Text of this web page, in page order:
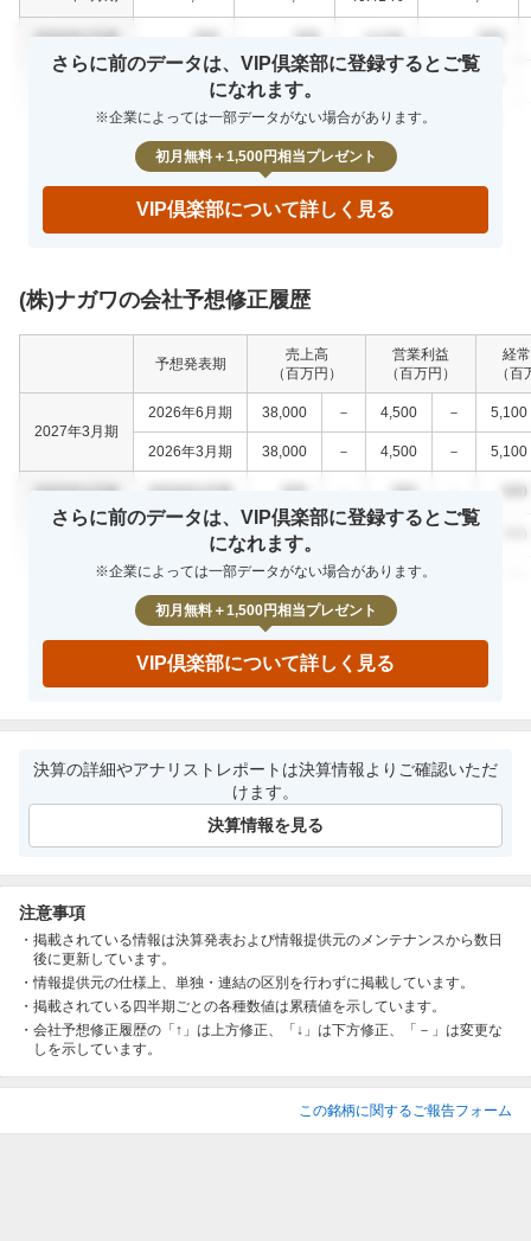
0000年0月期 000 000 0.0% 000
000 000
0000年0月期 000 000 0.0%
さらに前のデータは、VIP倶楽部に登録するとご覧
になれます。
※企業によっては一部データがない場合があります。
初月無料＋1,500円相当プレゼント
VIP倶楽部について詳しく見る
(株)ナガワの会社予想修正履歴
予想発表期
売上高
（百万円）
営業利益
（百万円）
経
（
2027年3月期
2026年6月期 38,000 － 4,500 － 5,100
2026年3月期 38,000 － 4,500 － 5,100
0000年0月期 0000年0月期 000 000 000
0000年0月期 000
0000年0月期 0000年0月期 000 － 000
さらに前のデータは、VIP倶楽部に登録するとご覧
になれます。
※企業によっては一部データがない場合があります。
初月無料＋1,500円相当プレゼント
VIP倶楽部について詳しく見る
決算の詳細やアナリストレポートは決算情報よりご確認いただ
けます。
決算情報を見る
注意事項
掲載されている情報は決算発表および情報提供元のメンテナンスから数日
後に更新しています。
情報提供元の仕様上、単独・連結の区別を行わずに掲載しています。
掲載されている四半期ごとの各種数値は累積値を示しています。
会社予想修正履歴の「↑」は上方修正、「↓」は下方修正、「－」は変更な
しを示しています。
この銘柄に関するご報告フォーム